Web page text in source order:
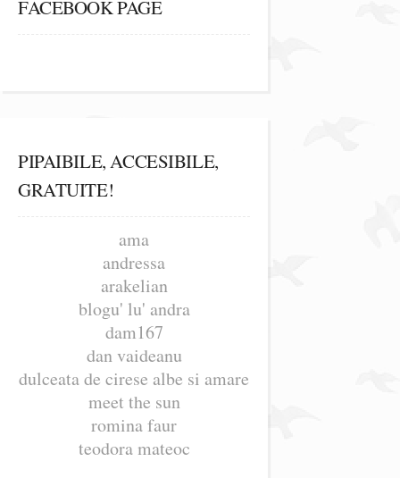
FACEBOOK PAGE
PIPAIBILE, ACCESIBILE,
GRATUITE!
ama
andressa
arakelian
blogu' lu' andra
dam167
dan vaideanu
dulceata de cirese albe si amare
meet the sun
romina faur
teodora mateoc